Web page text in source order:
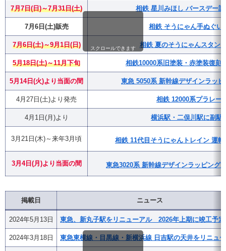
7月7日(日)～7月31日(土) 相鉄 星川みほし バースデー
7月6日(土)販売 相鉄 そうにゃん手ぬぐい
7月6日(土)～9月1日(日) 相鉄 夏のそうにゃんスタン
5月18日(土)～11月下旬 相鉄10000系旧塗装・赤塗装復刻
5月14日(火)より当面の間 東急 5050系 新幹線デザインラッ
4月27日(土)より発売 相鉄 12000系プラレー
4月1日(月)より 横浜駅・二俣川駅に副駅
3月21日(木)～来年3月頃 相鉄 11代目そうにゃんトレイン 運転
3月4日(月)より 当面の間 東急3020系 新幹線デザインラッピング
スクロールできます
掲載日 ニュース
2024年5月13日 東急、新丸子駅をリニューアル 2026年上期に竣工予定
2024年3月18日 東急東横線・目黒線・新横浜線 日吉駅の天井をリニュ